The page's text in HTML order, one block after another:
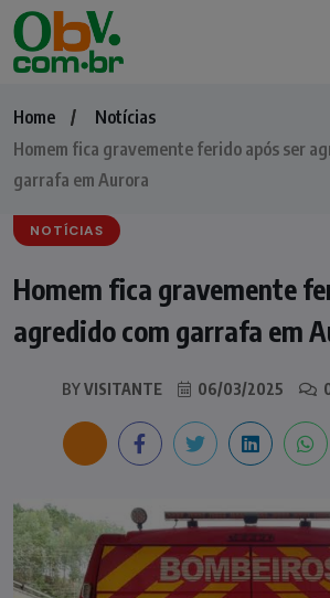
Home
Notícias
Homem fica gravemente ferido após ser
garrafa em Aurora
NOTÍCIAS
Homem fica gravemente
agredido com garrafa em
BYVISITANTE 06/03/2025